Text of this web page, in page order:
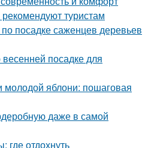
туристам
посадке саженцев деревьев
посадке для
молодой яблони: пошаговая
даже в самой
где отдохнуть